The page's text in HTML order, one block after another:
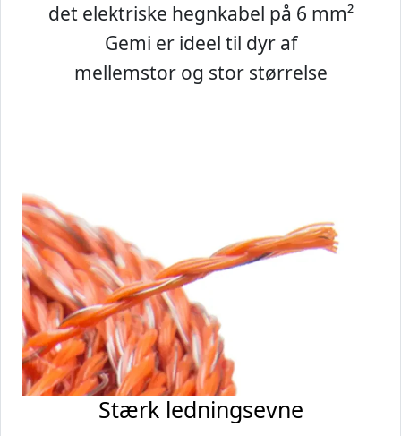
det elektriske hegnkabel på 6 mm²
Gemi er ideel til dyr af
mellemstor og stor størrelse
Stærk ledningsevne